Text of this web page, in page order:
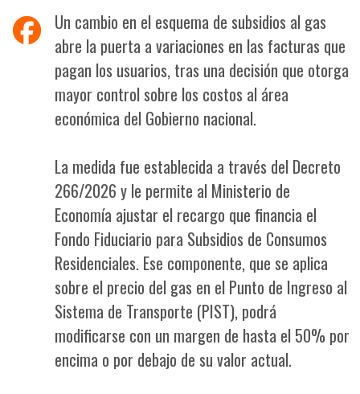
Un cambio en el esquema de subsidios al gas
abre la puerta a variaciones en las facturas que
pagan los usuarios, tras una decisión que otorga
mayor control sobre los costos al área
económica del Gobierno nacional.
La medida fue establecida a través del Decreto
266/2026 y le permite al Ministerio de
Economía ajustar el recargo que financia el
Fondo Fiduciario para Subsidios de Consumos
Residenciales. Ese componente, que se aplica
sobre el precio del gas en el Punto de Ingreso al
Sistema de Transporte (PIST), podrá
modificarse con un margen de hasta el 50% por
encima o por debajo de su valor actual.